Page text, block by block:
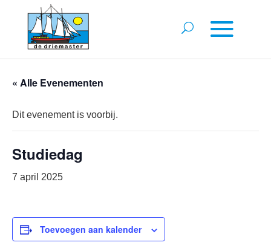
« Alle Evenementen
Dit evenement is voorbij.
Studiedag
7 april 2025
Toevoegen aan kalender